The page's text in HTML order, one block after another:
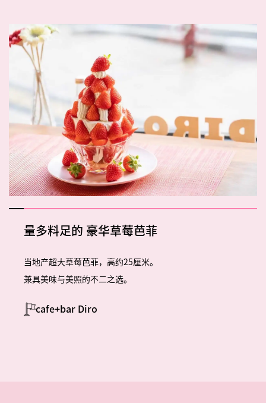
量多料足的 豪华草莓芭菲
当地产超大草莓芭菲，高约25厘米。
兼具美味与美照的不二之选。
cafe+bar Diro